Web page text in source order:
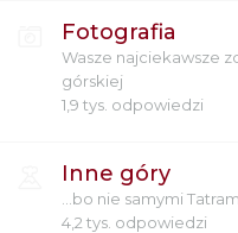
Fotografia
Wasze najciekawsze
górskiej
1,9 tys. odpowiedzi
Inne góry
...bo nie samymi
4,2 tys. odpowiedzi